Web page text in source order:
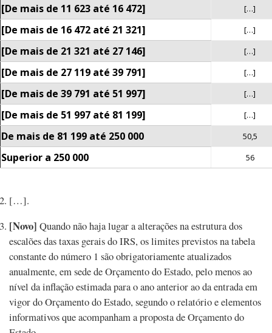
[De mais de 11 623 até 16 472] […]
[De mais de 16 472 até 21 321] […]
[De mais de 21 321 até 27 146] […]
[De mais de 27 119 até 39 791] […]
[De mais de 39 791 até 51 997] […]
[De mais de 51 997 até 81 199] […]
De mais de 81 199 até 250 000 50,5
Superior a 250 000 56
[…].
[Novo] Quando não haja lugar a alterações na estrutura dos
escalões das taxas gerais do IRS, os limites previstos na tabela
constante do número 1 são obrigatoriamente atualizados
anualmente, em sede de Orçamento do Estado, pelo menos ao
nível da inflação estimada para o ano anterior ao da entrada em
vigor do Orçamento do Estado, segundo o relatório e elementos
informativos que acompanham a proposta de Orçamento do